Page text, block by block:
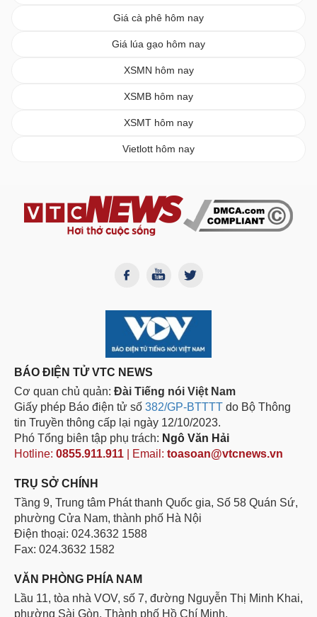
Giá cà phê hôm nay
Giá lúa gạo hôm nay
XSMN hôm nay
XSMB hôm nay
XSMT hôm nay
Vietlott hôm nay
BÁO ĐIỆN TỬ VTC NEWS
Cơ quan chủ quản: Đài Tiếng nói Việt Nam
Giấy phép Báo điện tử số 382/GP-BTTTT do Bộ Thông
tin Truyền thông cấp lại ngày 12/10/2023.
Phó Tổng biên tập phụ trách: Ngô Văn Hải
Hotline: 0855.911.911 | Email: toasoan@vtcnews.vn
TRỤ SỞ CHÍNH
Tầng 9, Trung tâm Phát thanh Quốc gia, Số 58 Quán Sứ,
phường Cửa Nam, thành phố Hà Nội
Điện thoại: 024.3632 1588
Fax: 024.3632 1582
VĂN PHÒNG PHÍA NAM
Lầu 11, tòa nhà VOV, số 7, đường Nguyễn Thị Minh Khai,
phường Sài Gòn, Thành phố Hồ Chí Minh.